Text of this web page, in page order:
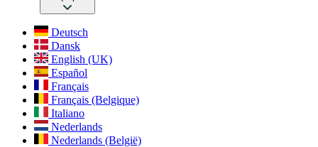
Deutsch
Dansk
English (UK)
Español
Français
Français (Belgique)
Italiano
Nederlands
Nederlands (België)